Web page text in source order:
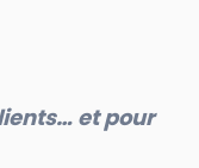
et pour